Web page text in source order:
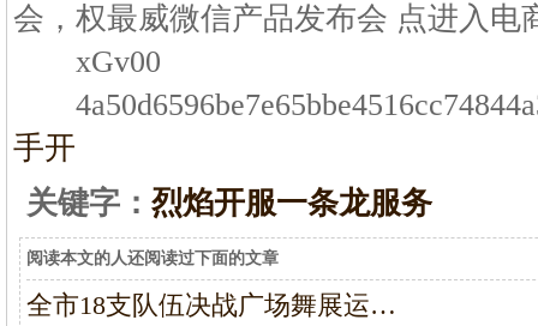
会，权最威微信产品发布会 点进入电
xGv00
手开
关键字： 烈焰开服一条龙服务
阅读本文的人还阅读过下面的文章
全市18支队伍决战广场舞展运…